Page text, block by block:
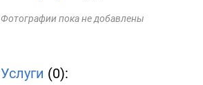
Фотографии пока не добавлены
Услуги (0):